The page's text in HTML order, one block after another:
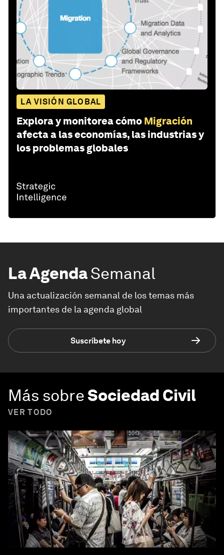
LA VISIÓN GLOBAL
Explora y monitorea cómo Migración
afecta a las economías, las industrias y
los problemas globales
La AgendaSemanal
Una actualización semanal de los temas más
importantes de la agenda global
Suscríbete hoy
Más sobreSociedad Civil
VER TODO